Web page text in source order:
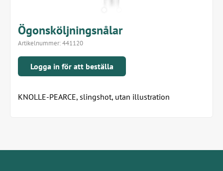
Ögonsköljningsnålar
Artikelnummer:441120
Logga in för att beställa
KNOLLE-PEARCE, slingshot, utan illustration